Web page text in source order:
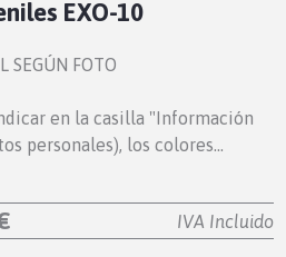
EXO-10
SEGÚN FOTO
en la casilla "Información
personales), los colores…
IVA Incluido